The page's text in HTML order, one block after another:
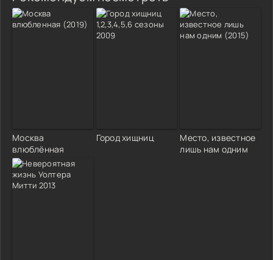
Москва
влюблённая
Город хищниц
Место, известное
лишь нам одним